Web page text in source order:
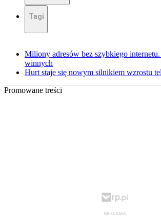
Tagi
Miliony adresów bez szybkiego
winnych
Hurt staje się nowym silnikiem wzrostu
Promowane treści